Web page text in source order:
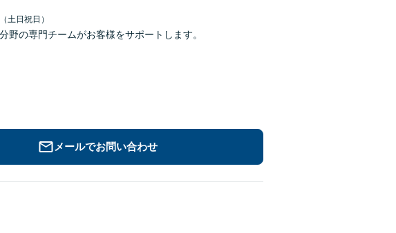
土日祝日）
野の専門チームがお客様をサポートします。
メールでお問い合わせ